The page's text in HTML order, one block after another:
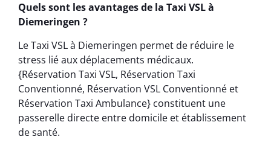
Quels sont les avantages de la Taxi VSL à
Diemeringen ?
Le Taxi VSL à Diemeringen permet de réduire le
stress lié aux déplacements médicaux.
{Réservation Taxi VSL, Réservation Taxi
Conventionné, Réservation VSL Conventionné et
Réservation Taxi Ambulance} constituent une
passerelle directe entre domicile et établissement
de santé.